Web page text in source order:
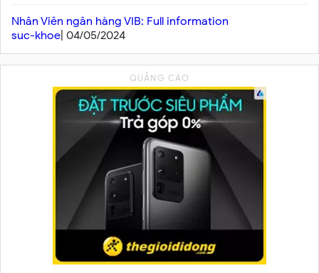
Nhân Viên ngân hàng VIB: Full information
suc-khoe | 04/05/2024